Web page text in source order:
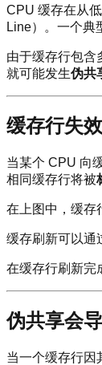
CPU 缓存在从
Line）。一个典
由于缓存行包含
就可能发生伪共
缓存行失
当某个 CPU 向
相同缓存行将被
在上图中，缓存
缓存刷新可以通
在缓存行刷新完
伪共享会
当一个缓存行因